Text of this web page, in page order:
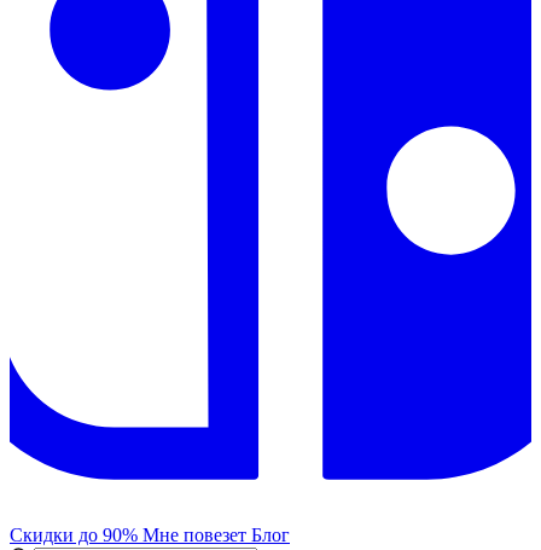
Скидки до 90% Мне повезет Блог